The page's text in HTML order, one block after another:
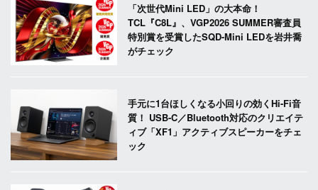
「次世代Mini LED」の大本命！
TCL『C8L』、VGP2026 SUMMER審査員
特別賞を受賞したSQD-Mini LEDを岩井喬
がチェック
手元に1台ほしくなる小回りの効くHi-Fi音
質！ USB-C／Bluetooth対応のクリエイテ
ィブ「XF1」アクティブスピーカーをチェ
ック